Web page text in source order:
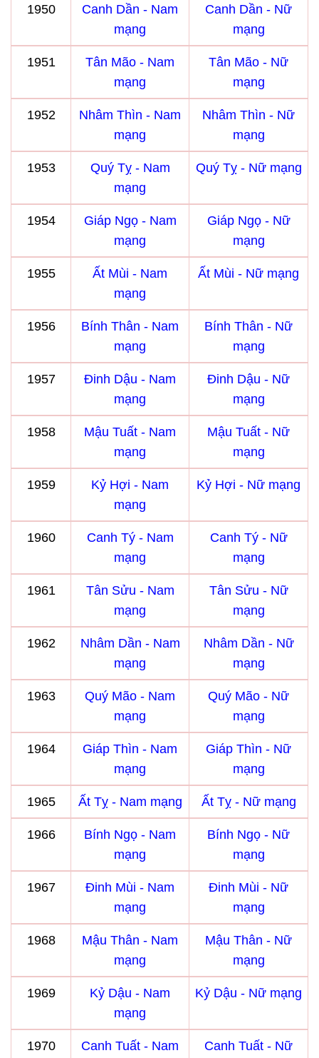
1950
Canh Dần - Nam
mạng
Canh Dần - Nữ
mạng
1951
Tân Mão - Nam
mạng
Tân Mão - Nữ
mạng
1952
Nhâm Thìn - Nam
mạng
Nhâm Thìn - Nữ
mạng
1953
Quý Tỵ - Nam
mạng
Quý Tỵ - Nữ mạng
1954
Giáp Ngọ - Nam
mạng
Giáp Ngọ - Nữ
mạng
1955
Ất Mùi - Nam
mạng
Ất Mùi - Nữ mạng
1956
Bính Thân - Nam
mạng
Bính Thân - Nữ
mạng
1957
Đinh Dậu - Nam
mạng
Đinh Dậu - Nữ
mạng
1958
Mậu Tuất - Nam
mạng
Mậu Tuất - Nữ
mạng
1959
Kỷ Hợi - Nam
mạng
Kỷ Hợi - Nữ mạng
1960
Canh Tý - Nam
mạng
Canh Tý - Nữ
mạng
1961
Tân Sửu - Nam
mạng
Tân Sửu - Nữ
mạng
1962
Nhâm Dần - Nam
mạng
Nhâm Dần - Nữ
mạng
1963
Quý Mão - Nam
mạng
Quý Mão - Nữ
mạng
1964
Giáp Thìn - Nam
mạng
Giáp Thìn - Nữ
mạng
1965 Ất Tỵ - Nam mạng Ất Tỵ - Nữ mạng
1966
Bính Ngọ - Nam
mạng
Bính Ngọ - Nữ
mạng
1967
Đinh Mùi - Nam
mạng
Đinh Mùi - Nữ
mạng
1968
Mậu Thân - Nam
mạng
Mậu Thân - Nữ
mạng
1969
Kỷ Dậu - Nam
mạng
Kỷ Dậu - Nữ mạng
1970
Canh Tuất - Nam
Canh Tuất - Nữ